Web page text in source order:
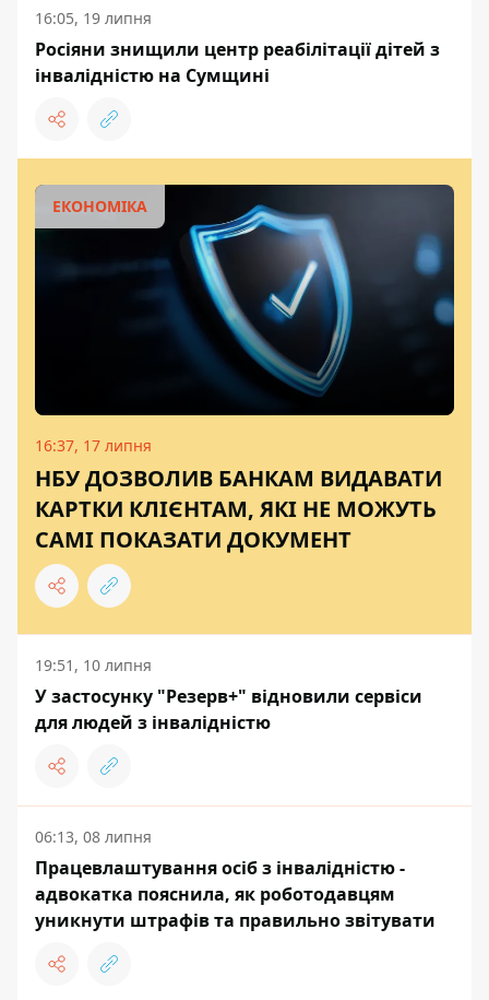
16:05, 19 липня
Росіяни знищили центр реабілітації дітей з
інвалідністю на Сумщині
ЕКОНОМІКА
16:37, 17 липня
НБУ ДОЗВОЛИВ БАНКАМ ВИДАВАТИ
КАРТКИ КЛІЄНТАМ, ЯКІ НЕ МОЖУТЬ
САМІ ПОКАЗАТИ ДОКУМЕНТ
19:51, 10 липня
У застосунку "Резерв+" відновили сервіси
для людей з інвалідністю
06:13, 08 липня
Працевлаштування осіб з інвалідністю -
адвокатка пояснила, як роботодавцям
уникнути штрафів та правильно звітувати